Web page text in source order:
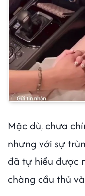
Mặc dù, chưa
nhưng với sự
đã tự hiểu được
chàng cầu thủ